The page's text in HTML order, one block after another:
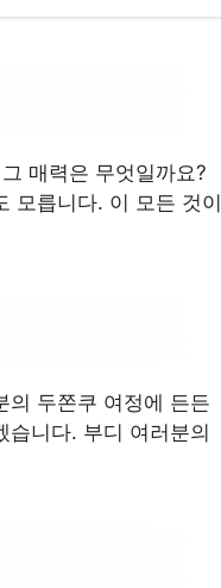
매력은 무엇일까요?
모릅니다. 이 모든 것이
의 두쫀쿠 여정에 든든
습니다. 부디 여러분의